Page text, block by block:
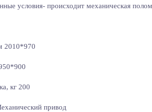
условия- происходит механическая
2010*970
кг 200
привод